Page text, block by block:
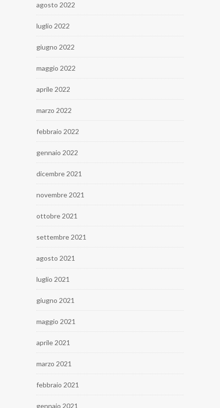
agosto 2022
luglio 2022
giugno 2022
maggio 2022
aprile 2022
marzo 2022
febbraio 2022
gennaio 2022
dicembre 2021
novembre 2021
ottobre 2021
settembre 2021
agosto 2021
luglio 2021
giugno 2021
maggio 2021
aprile 2021
marzo 2021
febbraio 2021
gennaio 2021